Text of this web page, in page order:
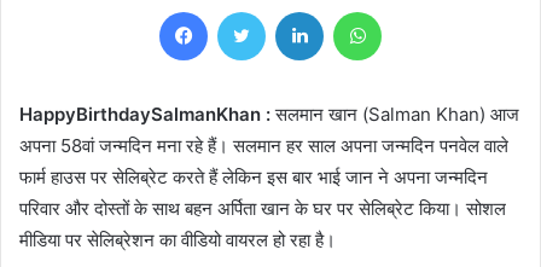
FacebookTwitter LinkedIn
HappyBirthdaySalmanKhan :सलमान खान (Salman Khan) आज
अपना 58वां जन्मदिन मना रहे हैं। सलमान हर साल अपना जन्मदिन पनवेल वाले
फार्म हाउस पर सेलिब्रेट करते हैं लेकिन इस बार भाई जान ने अपना जन्मदिन
परिवार और दोस्तों के साथ बहन अर्पिता खान के घर पर सेलिब्रेट किया। सोशल
मीडिया पर सेलिब्रेशन का वीडियो वायरल हो रहा है।